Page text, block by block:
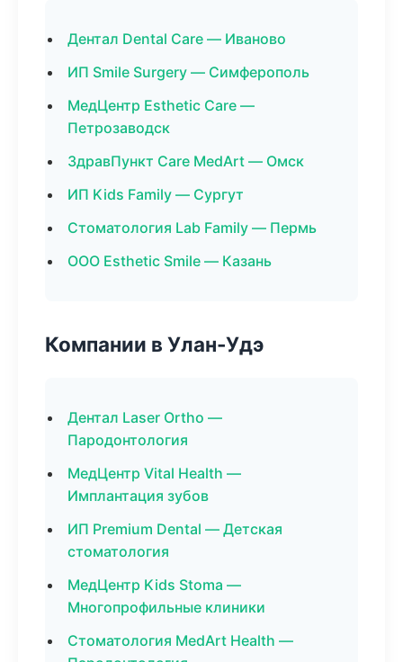
Дентал Dental Care — Иваново
ИП Smile Surgery — Симферополь
МедЦентр Esthetic Care —
Петрозаводск
ЗдравПункт Care MedArt — Омск
ИП Kids Family — Сургут
Стоматология Lab Family — Пермь
ООО Esthetic Smile — Казань
Компании в Улан-Удэ
Дентал Laser Ortho —
Пародонтология
МедЦентр Vital Health —
Имплантация зубов
ИП Premium Dental — Детская
стоматология
МедЦентр Kids Stoma —
Многопрофильные клиники
Стоматология MedArt Health —